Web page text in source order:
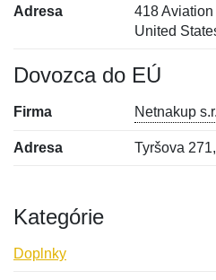
Adresa
418
United
Dovozca do EÚ
Firma Netnakup
Adresa Tyršova
Kategórie
Doplnky